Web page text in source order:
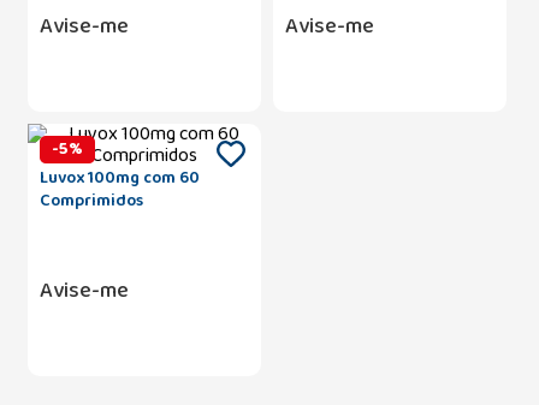
Avise-me Avise-me
-5%
Luvox 100mg com 60
Comprimidos
Avise-me